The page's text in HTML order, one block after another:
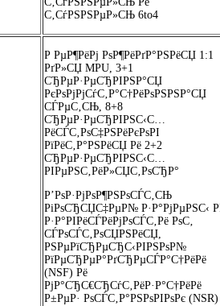
С‚СѓРЅРЅРµР»СЊ 6to4
Р РµР¶РёРј РѕР¶РёРґР°РЅРёСЏ 1:1
РґР»СЏ MPU, 3+1
СЂРµР·РµСЂРІРЅР°СЏ
РєРѕРјРјСѓС‚Р°С†РёРѕРЅРЅР°СЏ
СЃРµС‚СЊ, 8+8
СЂРµР·РµСЂРІРЅС‹С…
РёСЃС‚РѕС‡РЅРёРєРѕРІ
РїРёС‚Р°РЅРёСЏ Рё 2+2
СЂРµР·РµСЂРІРЅС‹С…
РІРµРЅС‚РёР»СЏС‚РѕСЂР°
Р’РѕР·РјРѕР¶РЅРѕСЃС‚СЊ
РіРѕСЂСЏС‡РµР№ Р·Р°РјРµРЅС‹
Р·Р°РІРёСЃРёРјРѕСЃС‚Рё РѕС‚
СЃРѕСЃС‚РѕСЏРЅРёСЏ,
РЅРµРїСЂРµСЂС‹РІРЅРѕР№
РїРµСЂРµР°РґСЂРµСЃР°С†РёРё
(NSF) Рё
РјР°СЂС€СЂСѓС‚РёР·Р°С†РёРё
Р±РµР· РѕСЃС‚Р°РЅРѕРІРѕРє (NSR)